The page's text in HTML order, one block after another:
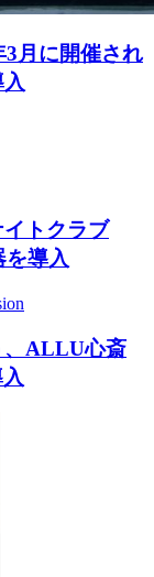
3月に開催され
トクラブ
を導入
、ALLU心斎